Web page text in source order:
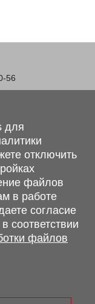
56
20А,
на сайте
стоимости и
характер и
п.2 ст.407
cookie.
для
отключить
файлов
в работе
согласие
соответствии
файлов